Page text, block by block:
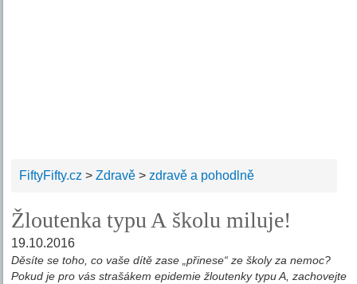
FiftyFifty.cz >Zdravě >zdravě a pohodlně
Žloutenka typu A školu miluje!
19.10.2016
Děsíte se toho, co vaše dítě zase „přinese“ ze školy za nemoc?
Pokud je pro vás strašákem epidemie žloutenky typu A, zachovejte